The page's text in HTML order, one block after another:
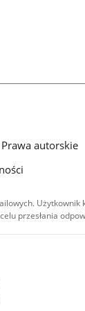
Prawa autorskie
przesłania
są
- na tych
zdjęcia, materiały
użycie
stwierdzone inaczej.